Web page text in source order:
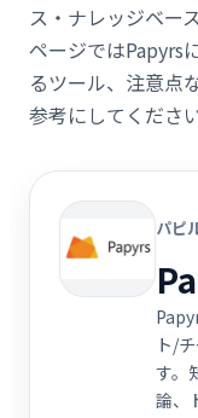
ス・ナレッジベー
ページではPapyrs
るツール、注意点
参考にしてください
パピ
ト/
す。
論、